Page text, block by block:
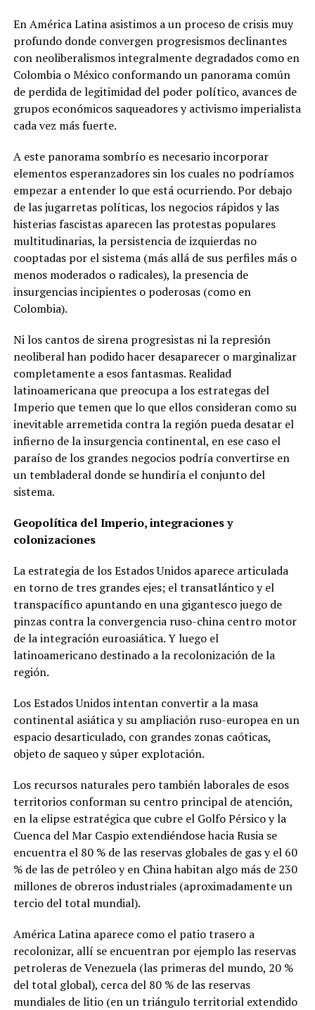
En América Latina asistimos a un proceso de crisis muy
profundo donde convergen progresismos declinantes
con neoliberalismos integralmente degradados como en
Colombia o México conformando un panorama común
de perdida de legitimidad del poder político, avances de
grupos económicos saqueadores y activismo imperialista
cada vez más fuerte.
A este panorama sombrío es necesario incorporar
elementos esperanzadores sin los cuales no podríamos
empezar a entender lo que está ocurriendo. Por debajo
de las jugarretas políticas, los negocios rápidos y las
histerias fascistas aparecen las protestas populares
multitudinarias, la persistencia de izquierdas no
cooptadas por el sistema (más allá de sus perfiles más o
menos moderados o radicales), la presencia de
insurgencias incipientes o poderosas (como en
Colombia).
Ni los cantos de sirena progresistas ni la represión
neoliberal han podido hacer desaparecer o marginalizar
completamente a esos fantasmas. Realidad
latinoamericana que preocupa a los estrategas del
Imperio que temen que lo que ellos consideran como su
inevitable arremetida contra la región pueda desatar el
infierno de la insurgencia continental, en ese caso el
paraíso de los grandes negocios podría convertirse en
un tembladeral donde se hundiría el conjunto del
sistema.
Geopolítica del Imperio, integraciones y
colonizaciones
La estrategia de los Estados Unidos aparece articulada
en torno de tres grandes ejes; el transatlántico y el
transpacífico apuntando en una gigantesco juego de
pinzas contra la convergencia ruso-china centro motor
de la integración euroasiática. Y luego el
latinoamericano destinado a la recolonización de la
región.
Los Estados Unidos intentan convertir a la masa
continental asiática y su ampliación ruso-europea en un
espacio desarticulado, con grandes zonas caóticas,
objeto de saqueo y súper explotación.
Los recursos naturales pero también laborales de esos
territorios conforman su centro principal de atención,
en la elipse estratégica que cubre el Golfo Pérsico y la
Cuenca del Mar Caspio extendiéndose hacia Rusia se
encuentra el 80 % de las reservas globales de gas y el 60
% de las de petróleo y en China habitan algo más de 230
millones de obreros industriales (aproximadamente un
tercio del total mundial).
América Latina aparece como el patio trasero a
recolonizar, allí se encuentran por ejemplo las reservas
petroleras de Venezuela (las primeras del mundo, 20 %
del total global), cerca del 80 % de las reservas
mundiales de litio (en un triángulo territorial extendido